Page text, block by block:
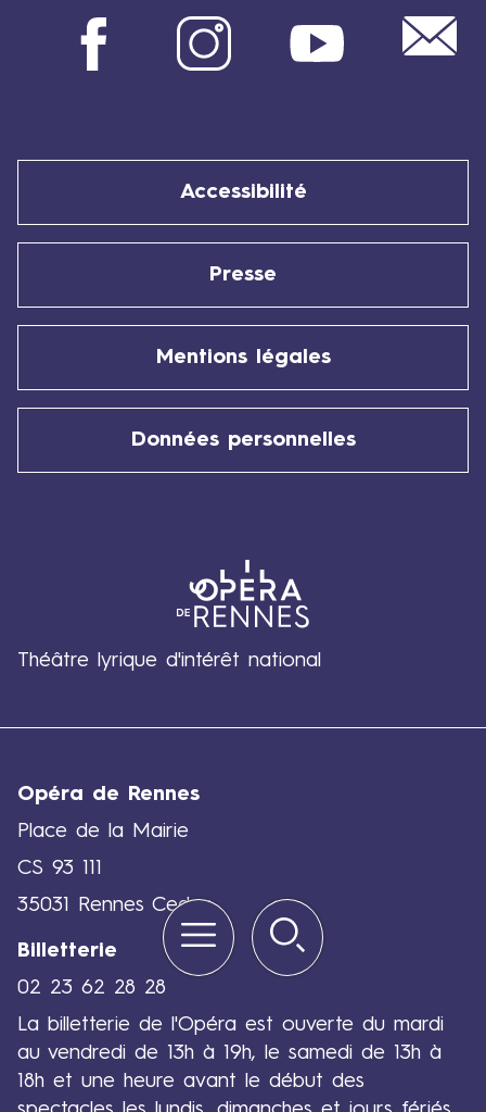
Accessibilité
Presse
Mentions légales
Données personnelles
Théâtre lyrique d'intérêt national
Opéra de Rennes
Place de la Mairie
CS 93 111
35031 Rennes Cedex
Billetterie
02 23 62 28 28
La billetterie de l'Opéra est ouverte du mardi
au vendredi de 13h à 19h, le samedi de 13h à
18h et une heure avant le début des
Quick
links
Menu Rechercher